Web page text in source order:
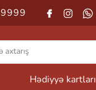
Hədiyyə kartları